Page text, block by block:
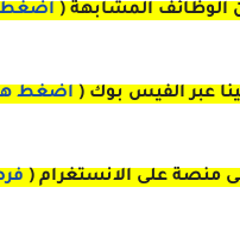
الوظائف المشابهة ( اضغط
عبر الفيس بوك ( اضغط
منصة على الانستغرام (